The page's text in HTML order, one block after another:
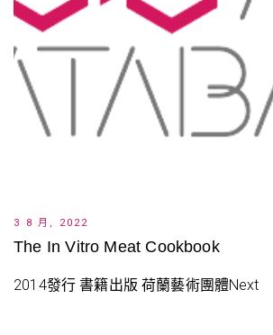
3 8 月, 2022
The In Vitro Meat Cookbook
2014發行 書籍出版 荷蘭藝術團體Next